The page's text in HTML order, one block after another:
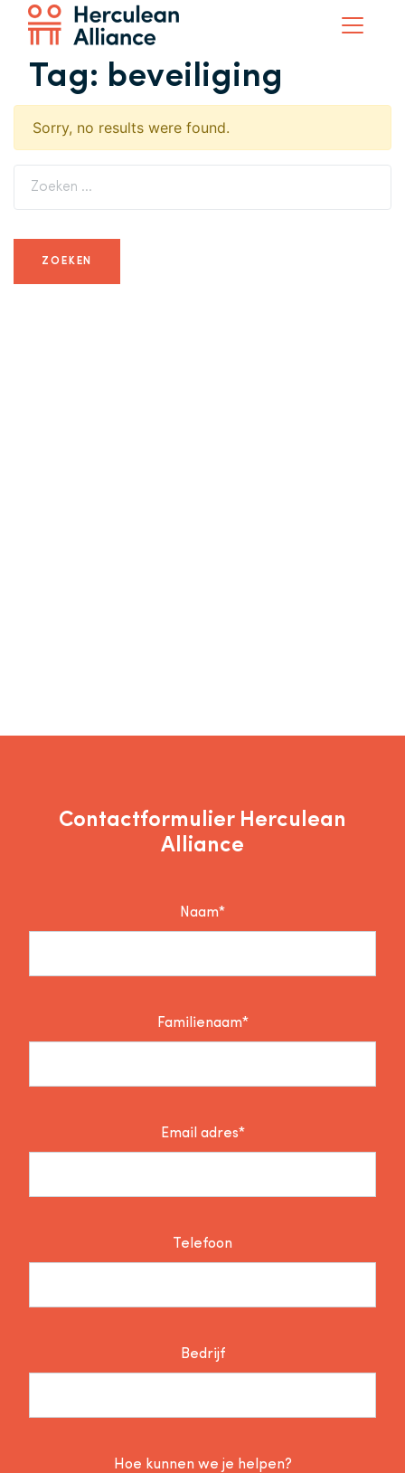
Tag: beveiliging
Sorry, no results were found.
Contactformulier Herculean
Alliance
Naam*
Familienaam*
Email adres*
Telefoon
Bedrijf
Hoe kunnen we je helpen?